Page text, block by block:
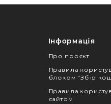
Інформація
Про проєкт
Правила
блоком "Збір
Правила
сайтом